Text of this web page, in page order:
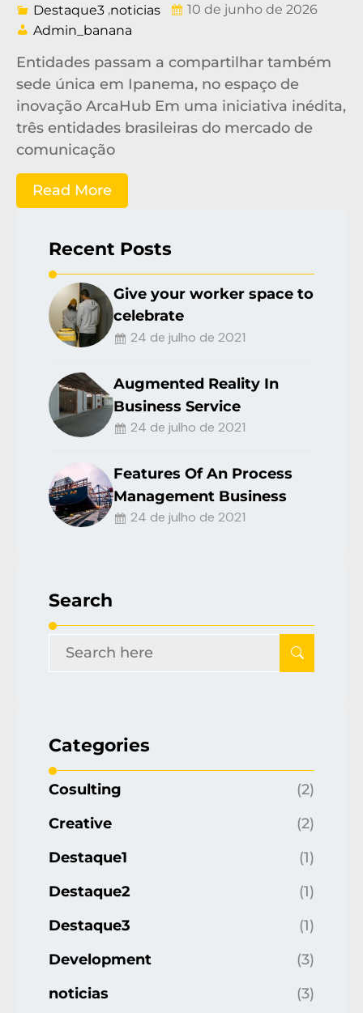
Destaque3 ,noticias
10 de junho de 2026
Admin_banana
Entidades passam a compartilhar também
sede única em Ipanema, no espaço de
inovação ArcaHub Em uma iniciativa inédita,
três entidades brasileiras do mercado de
comunicação
Read More
Recent Posts
Give your worker space to
celebrate
24 de julho de 2021
Augmented Reality In
Business Service
24 de julho de 2021
Features Of An Process
Management Business
24 de julho de 2021
Search
Categories
Cosulting
(2)
Creative
(2)
Destaque1
(1)
Destaque2
(1)
Destaque3
(1)
Development
(3)
noticias
(3)